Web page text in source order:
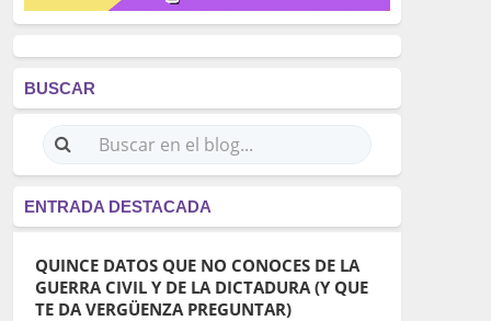
BUSCAR
ENTRADA DESTACADA
QUINCE DATOS QUE NO CONOCES DE LA
GUERRA CIVIL Y DE LA DICTADURA (Y QUE
TE DA VERGÜENZA PREGUNTAR)